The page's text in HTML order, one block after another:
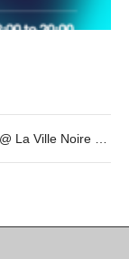
DocField @ La Ville Noire by Giovanni Troilo